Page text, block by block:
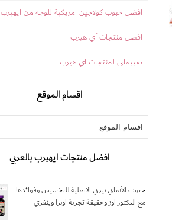
افضل حبوب كولاجين امريكية للوجه من ايهيرب
افضل منتجات آي هيرب
تقييماتي لمنتجات اي هيرب
اقسام الموقع
افضل منتجات ايهيرب بالعربي
حبوب الآساي بيري الأصلية للتخسيس وفوائدها
مع الدكتور اوز وحقيقة تجربة اوبرا وينفري